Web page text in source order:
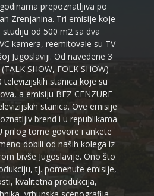
prepoznatljiva po
Zrenjanina. Tri emisije koje
studiju od 500 m2 sa dva
kamera, reemitovale su TV
Jugoslaviji. Od navedene 3
SHOW, FOLK SHOW)
stanica koje su
a emisiju BEZ CENZURE
stanica. Ove emisije
brend i u republikama
prilog tome govore i ankete
dobili od naših kolega iz
bivše Jugoslavije. Ono što
tj. pomenute emisije,
kvalitetna produkcija,